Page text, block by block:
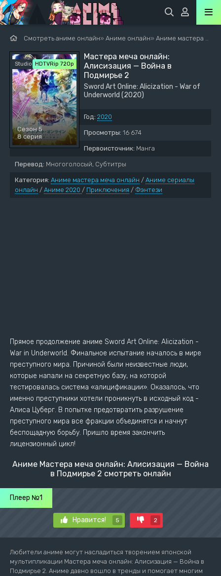
Смотреть аниме онлайн» Аниме онлайн» Аниме мастера меча онлайн
StudioBandHDTVRip 720p
Сезон 5
8 серия
Мастера меча онлайн:
Алисизация — Война в
Подмирье 2
Sword Art Online: Alicization - War of
Underworld (2020)
Год: 2020
Просмотры: 16 674
Первоисточник: Манга
Перевод: Многоголосый, Субтитры
Категория: Аниме мастера меча онлайн / Аниме сериалы
онлайн / Аниме 2020 / Приключения / Фэнтези
Прямое продолжение аниме Sword Art Online: Alicization -
War in Underworld. Финальное испытание началось в мире
преступного мира. Причиной были неизвестные люди,
которые напали на секретную базу, на которой
тестировалась система «алицификации». Оказалось, что
именно преступники хотели проникнуть в исходный код -
Алиса Цуберг. В попытке предотвратить разрушение
преступного мира все фракции объединятся и начнут
беспощадную борьбу. Пришло время закончить
лицензионный цикл!
Аниме Мастера меча онлайн: Алисизация — Война
в Подмирье 2 смотреть онлайн
Плеер №1
Нравится! 5 2
Любители аниме могут насладиться творением японской
мультипликации Мастера меча онлайн: Алисизация — Война в
Подмирье 2. Аниме давно вошло в тренды и помогает многим